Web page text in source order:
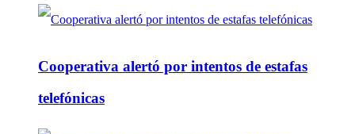
Cooperativa alertó por intentos de estafas
telefónicas